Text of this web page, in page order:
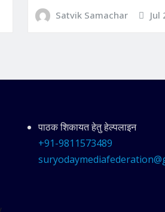
Satvik Samachar Jul
पाठक शिकायत हेतु हेल्पलाइन
+91-9811573489